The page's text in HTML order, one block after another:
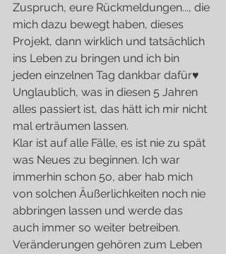
Zuspruch, eure Rückmeldungen..., die
mich dazu bewegt haben, dieses
Projekt, dann wirklich und tatsächlich
ins Leben zu bringen und ich bin
jeden einzelnen Tag dankbar dafür♥
Unglaublich, was in diesen 5 Jahren
alles passiert ist, das hätt ich mir nicht
mal erträumen lassen.
Klar ist auf alle Fälle, es ist nie zu spät
was Neues zu beginnen. Ich war
immerhin schon 5o, aber hab mich
von solchen Äußerlichkeiten noch nie
abbringen lassen und werde das
auch immer so weiter betreiben.
Veränderungen gehören zum Leben